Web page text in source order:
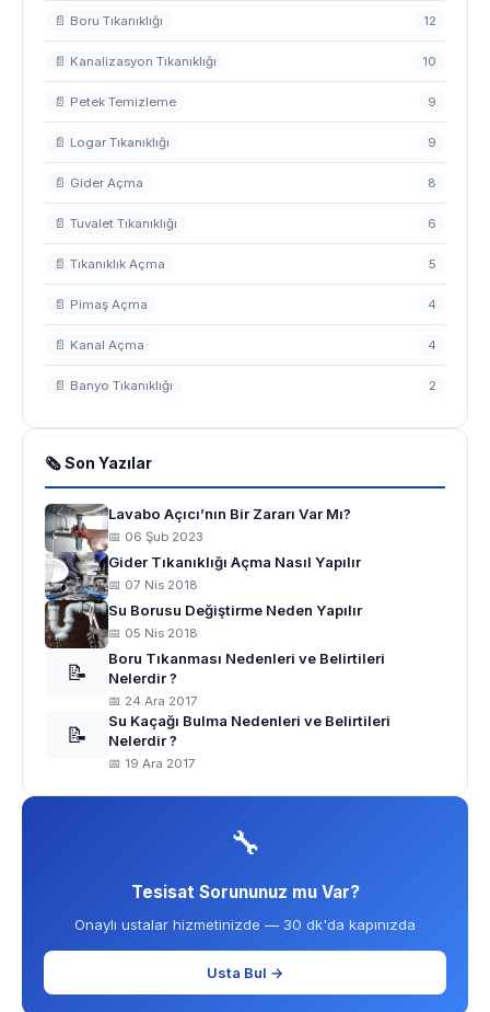
📄 Boru Tıkanıklığı 12
📄 Kanalizasyon Tıkanıklığı 10
📄 Petek Temizleme 9
📄 Logar Tıkanıklığı 9
📄 Gider Açma 8
📄 Tuvalet Tıkanıklığı 6
📄 Tıkanıklık Açma 5
📄 Pimaş Açma 4
📄 Kanal Açma 4
📄 Banyo Tıkanıklığı 2
🗞 Son Yazılar
Lavabo Açıcı’nın Bir Zararı Var Mı?
📅 06 Şub 2023
Gider Tıkanıklığı Açma Nasıl Yapılır
📅 07 Nis 2018
Su Borusu Değiştirme Neden Yapılır
📅 05 Nis 2018
📝
Boru Tıkanması Nedenleri ve Belirtileri
Nelerdir ?
📅 24 Ara 2017
📝
Su Kaçağı Bulma Nedenleri ve Belirtileri
Nelerdir ?
📅 19 Ara 2017
🔧
Tesisat Sorununuz mu Var?
Onaylı ustalar hizmetinizde — 30 dk'da kapınızda
Usta Bul →